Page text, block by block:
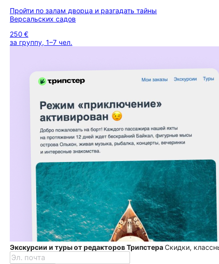
Пройти по залам дворца и разгадать тайны
Версальских садов
250 €
за группу, 1–7 чел.
Экскурсии и туры от редакторов ТрипстераСкидки,